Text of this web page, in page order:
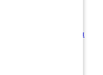
седан 2004-2013 седан